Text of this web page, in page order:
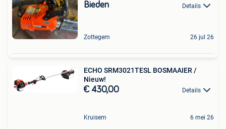
Bieden Details
Zottegem 26 jul 26
ECHO SRM3021TESL BOSMAAIER /
Nieuw!
€ 430,00 Details
Kruisem 6 mei 26